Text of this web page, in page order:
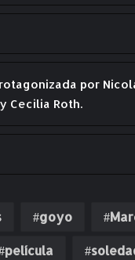
por
Cecilia Roth.
goyo
película